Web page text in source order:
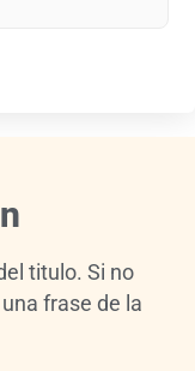
titulo. Si no
frase de la